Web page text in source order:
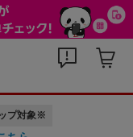
プ対象※